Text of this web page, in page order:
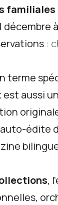
familiales
décembre
:
terme
est aussi
édite
,